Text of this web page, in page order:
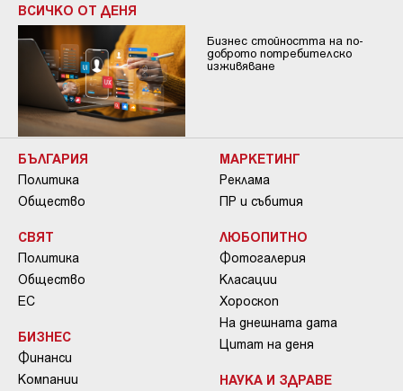
ВСИЧКО ОТ ДЕНЯ
Бизнес стойността на по-
доброто потребителско
изживяване
БЪЛГАРИЯ
Политика
Общество
СВЯТ
Политика
Общество
ЕС
БИЗНЕС
Финанси
Компании
МАРКЕТИНГ
Реклама
ПР и събития
ЛЮБОПИТНО
Фотогалерия
Класации
Хороскоп
На днешната дата
Цитат на деня
НАУКА И ЗДРАВЕ